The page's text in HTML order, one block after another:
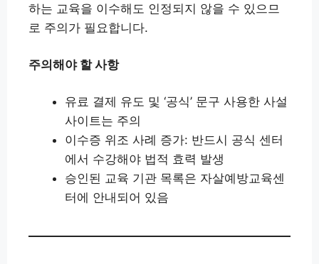
하는 교육을 이수해도 인정되지 않을 수 있으므
로 주의가 필요합니다.
주의해야 할 사항
유료 결제 유도 및 ‘공식’ 문구 사용한 사설
사이트는 주의
이수증 위조 사례 증가: 반드시 공식 센터
에서 수강해야 법적 효력 발생
승인된 교육 기관 목록은 자살예방교육센
터에 안내되어 있음